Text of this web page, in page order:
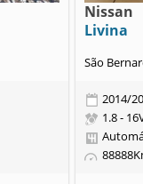
Nissan
Livina
São
2014/
1.8 -